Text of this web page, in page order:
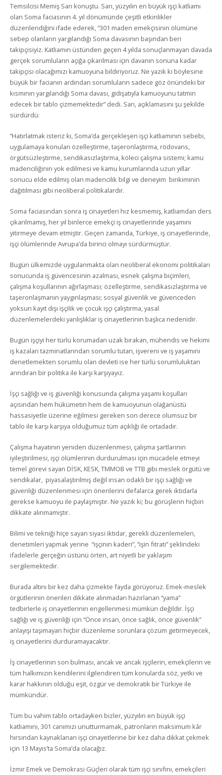
Temsilcisi Memiş Sarı konuştu. Sarı, yüzyılın en büyük işçi katliamı
olan Soma faciasının 4. yıl dönümünde çeşitli etkinlikler
düzenlendiğini ifade ederek, “301 maden emekçisinin ölümüne
sebep olanların yargılandığı Soma davasının başından beri
takipçisiyiz. Katliamın üstünden geçen 4 yılda sonuçlanmayan davada
gerçek sorumluların açığa çıkarılması için davanın sonuna kadar
takipçisi olacağımızı kamuoyuna bildiriyoruz. Ne yazık ki böylesine
büyük bir facianın ardından sorumluların sadece göz önündeki bir
kısmının yargılandığı Soma davası, gidişatıyla kamuoyunu tatmin
edecek bir tablo çizmemektedir” dedi. Sarı, açıklamasını şu şekilde
sürdürdü:
“Hatırlatmak isteriz ki, Soma’da gerçekleşen işçi katliamının sebebi,
uygulamaya konulan özelleştirme, taşeronlaştırma, rödovans,
örgütsüzleştirme, sendikasızlaştırma, köleci çalışma sistemi; kamu
madenciliğinin yok edilmesi ve kamu kurumlarında uzun yıllar
sonucu elde edilmiş olan madencilik bilgi ve deneyim birikiminin
dağıtılması gibi neoliberal politikalardır.
Soma faciasından sonra iş cinayetleri hız kesmemiş, katliamdan ders
çıkarılmamış, her yıl binlerce emekçi iş cinayetlerinde yaşamını
yitirmeye devam etmiştir. Geçen zamanda, Türkiye, iş cinayetlerinde,
işçi ölümlerinde Avrupa’da birinci olmayı sürdürmüştür.
Bugün ülkemizde uygulanmakta olan neoliberal ekonomi politikaları
sonucunda iş güvencesinin azalması, esnek çalışma biçimleri,
çalışma koşullarının ağırlaşması; özelleştirme, sendikasızlaştırma ve
taşeronlaşmanın yaygınlaşması; sosyal güvenlik ve güvenceden
yoksun kayıt dışı işçilik ve çocuk işçi çalıştırma, yasal
düzenlemelerdeki yanlışlıklar iş cinayetlerinin başlıca nedenidir.
Bugün işçiyi her türlü korumadan uzak bırakan, mühendis ve hekimi
iş kazaları tazminatlarından sorumlu tutan, işvereni ve iş yaşamını
denetlemekten sorumlu olan devleti ise her türlü sorumluluktan
arındıran bir politika ile karşı karşıyayız.
İşçi sağlığı ve iş güvenliği konusunda çalışma yaşamı koşulları
açısından hem hükümetin hem de kamuoyunun olağanüstü
hassasiyetle üzerine eğilmesi gereken son derece olumsuz bir
tablo ile karşı karşıya olduğumuz tüm açıklığı ile ortadadır.
Çalışma hayatının yeniden düzenlenmesi, çalışma şartlarının
iyileştirilmesi, işçi ölümlerinin durdurulması için mücadele etmeyi
temel görevi sayan DİSK, KESK, TMMOB ve TTB gibi meslek örgütü ve
sendikalar, piyasalaştırılmış değil insan odaklı bir işçi sağlığı ve
güvenliği düzenlenmesi için önerilerini defalarca gerek iktidarla
gerekse kamuoyu ile paylaşmıştır. Ne yazık ki; bu görüşlerin hiçbiri
dikkate alınmamıştır.
Bilimi ve tekniği hiçe sayan siyasi iktidar, gerekli düzenlemeleri,
denetimleri yapmak yerine “işçinin kaderi”, “işin fıtratı” şeklindeki
ifadelerle gerçeğin üstünü örten, art niyetli bir yaklaşım
sergilemektedir.
Burada altını bir kez daha çizmekte fayda görüyoruz. Emek-meslek
örgütlerinin önerileri dikkate alınmadan hazırlanan “yama”
tedbirlerle iş cinayetlerinin engellenmesi mümkün değildir. İşçi
sağlığı ve iş güvenliği için “Önce insan, önce sağlık, önce güvenlik”
anlayışı taşımayan hiçbir düzenleme sorunlara çözüm getirmeyecek,
iş cinayetlerini durduramayacaktır.
İş cinayetlerinin son bulması, ancak ve ancak işçilerin, emekçilerin ve
tüm halkımızın kendilerini ilgilendiren tüm konularda söz, yetki ve
karar hakkının olduğu eşit, özgür ve demokratik bir Türkiye ile
mümkündür.
Tüm bu vahim tablo ortadayken bizler, yüzyılın en büyük işçi
katliamını, 301 canımızı unutturmamak, patronların maksimum kâr
hırsından kaynaklanan işçi cinayetlerine bir kez daha dikkat çekmek
için 13 Mayıs’ta Soma’da olacağız.
İzmir Emek ve Demokrasi Güçleri olarak tüm işçi sınıfını, emekçileri